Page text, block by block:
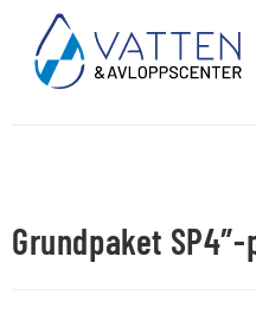
Grundpaket